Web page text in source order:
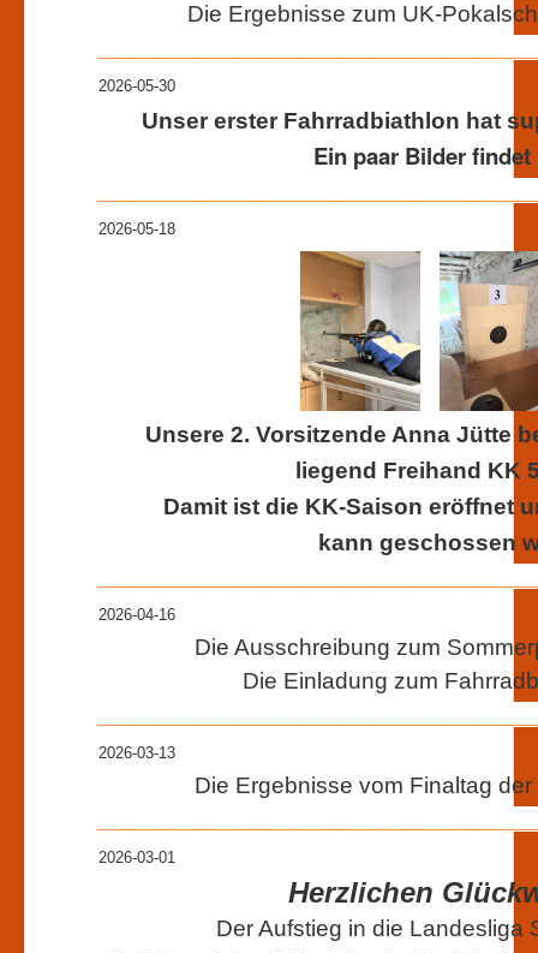
Die Ergebnisse zum UK-
2026-05-30
Unser erster Fahrradbiathlon hat
Ein paar Bilder
2026-05-18
Unsere 2. Vorsitzende Anna Jütte
liegend Freihand KK
Damit ist die KK-Saison eröffnet
kann geschossen
2026-04-16
Die Ausschreibung zum
Die Einladung zum
2026-03-13
Die Ergebnisse vom Finaltag
2026-03-01
Herzlichen
Der Aufstieg in die Landesliga